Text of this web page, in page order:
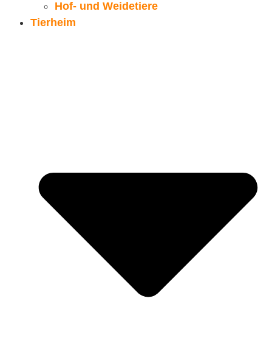
Hof- und Weidetiere
Tierheim